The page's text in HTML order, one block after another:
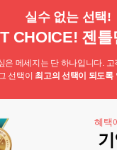
실수 없는 선택!
CHOICE! 젠틀
은 메세지는 단 하나입니다.
선택이 최고의 선택이 되도록
혜택